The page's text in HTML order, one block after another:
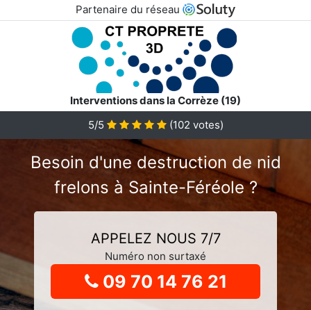
Partenaire du réseau
Interventions dans la Corrèze (19)
5/5 (102 votes)
Besoin d'une destruction de nid
frelons à Sainte-Féréole ?
APPELEZ NOUS 7/7
Numéro non surtaxé
09 70 14 76 21